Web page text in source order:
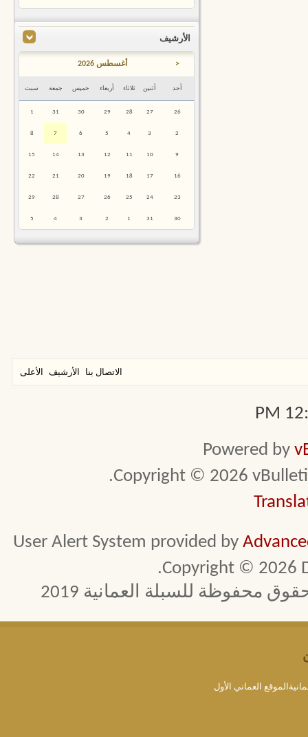
الأرشيف
< أغسطس 2026
أحد أثنين ثلاثاء أربعاء خميس جمعة سبت
26
27
28
29
30
31
1
2
3
4
5
6
7
8
9
10
11
12
13
14
15
16
17
18
19
20
21
22
23
24
25
26
27
28
29
30
31
1
2
3
4
5
الاتصال بنا الأرشيف الأعلى
Powered by
Copyright © 2026
User Alert System provided by
Copyright © 2026
محفوظة للسبلة العمانية 2019
العماني الأول